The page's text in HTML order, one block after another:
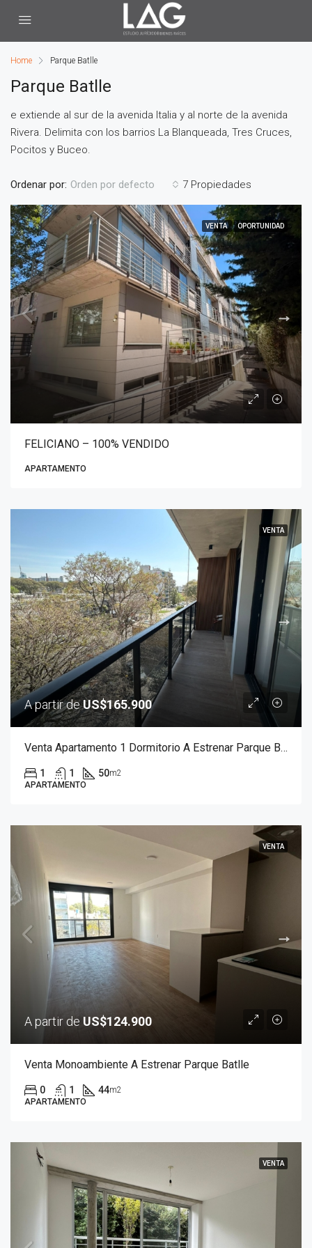
Home Parque Batlle
Parque Batlle
e extiende al sur de la avenida Italia y al norte de la avenida
Rivera. Delimita con los barrios La Blanqueada, Tres Cruces,
Pocitos y Buceo.
7 Propiedades
Ordenar por: Orden por defecto
VENTA OPORTUNIDAD
FELICIANO – 100% VENDIDO
APARTAMENTO
VENTA
A partir deUS$165.900
Venta Apartamento 1 Dormitorio A Estrenar Parque Batlle
1 1 50m2
APARTAMENTO
VENTA
A partir de US$124.900
Venta Monoambiente A Estrenar Parque Batlle
0 1 44m2
APARTAMENTO
VENTA